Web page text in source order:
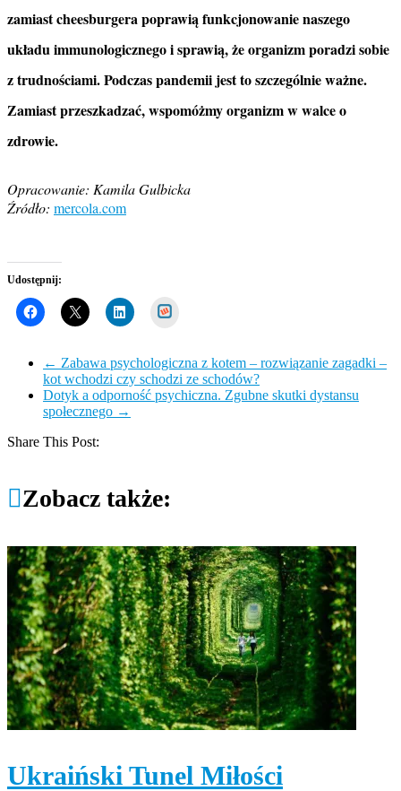
zamiast cheesburgera poprawią funkcjonowanie naszego
układu immunologicznego i sprawią, że organizm poradzi sobie
z trudnościami. Podczas pandemii jest to szczególnie ważne.
Zamiast przeszkadzać, wspomóżmy organizm w walce o
zdrowie.
Opracowanie: Kamila Gulbicka
Źródło: mercola.com
Udostępnij:
← Zabawa psychologiczna z kotem – rozwiązanie zagadki –
kot wchodzi czy schodzi ze schodów?
Dotyk a odporność psychiczna. Zgubne skutki dystansu
społecznego →
Share This Post:
Zobacz także:
Ukraiński Tunel Miłości